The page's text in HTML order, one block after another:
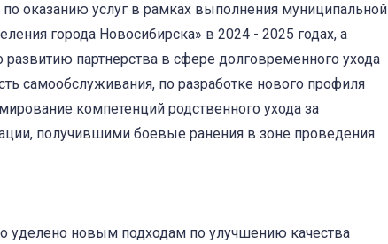
оказанию услуг в рамках выполнения муниципальной
города Новосибирска» в 2024 - 2025 годах, а
партнерства в сфере долговременного ухода
самообслуживания, по разработке нового профиля
компетенций родственного ухода за
получившими боевые ранения в зоне проведения
уделено новым подходам по улучшению качества